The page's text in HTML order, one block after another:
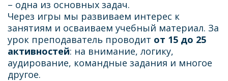
– одна из основных задач.
Через игры мы развиваем интерес к
занятиям и осваиваем учебный материал. За
урок преподаватель проводит от 15 до 25
активностей: на внимание, логику,
аудирование, командные задания и многое
другое.